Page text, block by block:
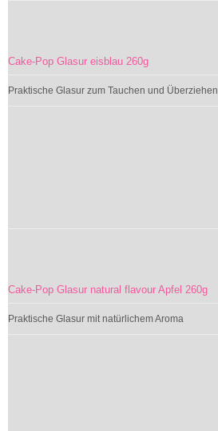
Cake-Pop Glasur eisblau 260g
Praktische Glasur zum Tauchen und Überziehen
Cake-Pop Glasur natural flavour Apfel 260g
Praktische Glasur mit natürlichem Aroma